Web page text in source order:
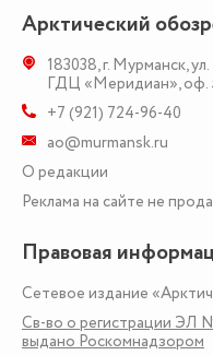
Арктический
183038,г. Мурманск,
ГДЦ «Меридиан», оф.
+7 (921) 724-96-40
ao@murmansk.ru
О редакции
Реклама на сайте не
Правовая
Сетевое издание
Св-во о регистрации ЭЛ
выдано Роскомнадзором